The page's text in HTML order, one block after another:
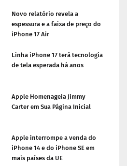
Novo relatório revela a
espessura e a faixa de preço do
iPhone 17 Air
Linha iPhone 17 terá tecnologia
de tela esperada há anos
Apple Homenageia Jimmy
Carter em Sua Página Inicial
Apple interrompe a venda do
iPhone 14 e do iPhone SE em
mais países da UE